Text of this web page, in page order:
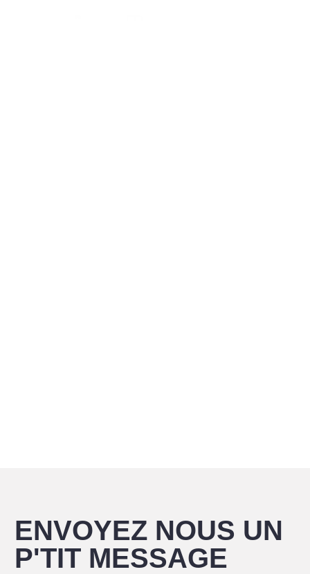
ENVOYEZ NOUS UN
P'TIT MESSAGE